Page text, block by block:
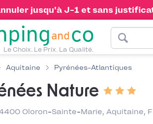
jusqu'à J-1 et sans
Le Choix. Le Prix. La Qualité.
Aquitaine Pyrénées-Atlantiques
Nature
Oloron-Sainte-Marie, Aquitaine,